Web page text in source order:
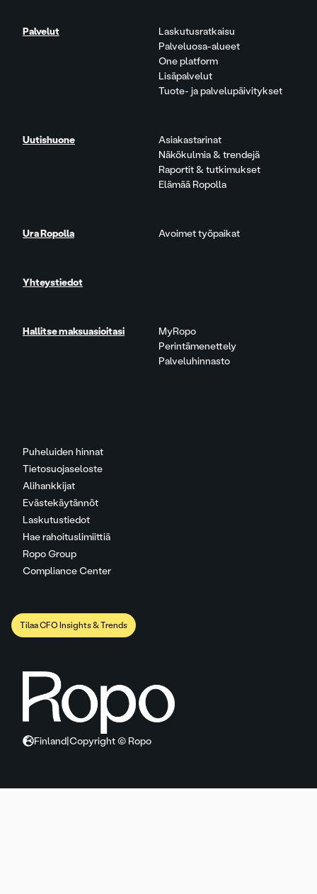
Puheluiden hinnat
Tietosuojaseloste
Alihankkijat
Evästekäytännöt
Laskutustiedot
Hae rahoituslimiittiä
Ropo Group
Compliance Center
Palvelut
Laskutusratkaisu
Palveluosa-alueet
One platform
Lisäpalvelut
Tuote- ja palvelupäivitykset
Uutishuone
Asiakastarinat
Näkökulmia & trendejä
Raportit & tutkimukset
Elämää Ropolla
Ura Ropolla Avoimet työpaikat
Yhteystiedot
Hallitse maksuasioitasi
MyRopo
Perintämenettely
Palveluhinnasto
Tilaa CFO Insights & Trends
Finland Copyright © Ropo